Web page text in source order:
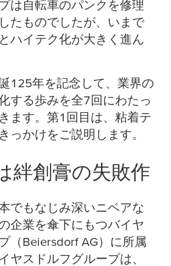
は自転車のパンクを修理
たものでしたが、いまで
ハイテク化が大きく進ん
125年を記念して、業界の
する歩みを全7回にわたっ
ます。第1回目は、粘着テ
っかけをご説明します。
絆創膏の失敗作
でもなじみ深いニベアな
企業を傘下にもつバイヤ
（Beiersdorf AG）に所属
ヤスドルフグループは、